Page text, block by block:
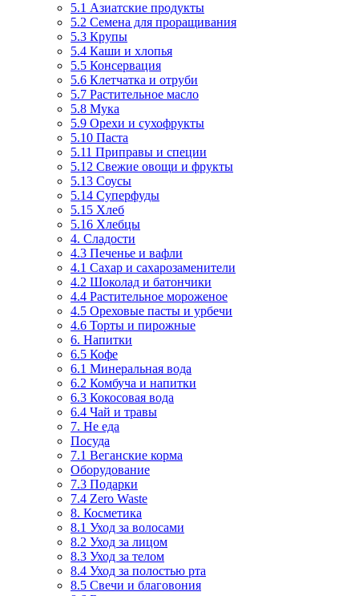
5.1 Азиатские продукты
5.2 Семена для проращивания
5.3 Крупы
5.4 Каши и хлопья
5.5 Консервация
5.6 Клетчатка и отруби
5.7 Растительное масло
5.8 Мука
5.9 Орехи и сухофрукты
5.10 Паста
5.11 Приправы и специи
5.12 Свежие овощи и фрукты
5.13 Соусы
5.14 Суперфуды
5.15 Хлеб
5.16 Хлебцы
4. Сладости
4.3 Печенье и вафли
4.1 Сахар и сахарозаменители
4.2 Шоколад и батончики
4.4 Растительное мороженое
4.5 Ореховые пасты и урбечи
4.6 Торты и пирожные
6. Напитки
6.5 Кофе
6.1 Минеральная вода
6.2 Комбуча и напитки
6.3 Кокосовая вода
6.4 Чай и травы
7. Не еда
Посуда
7.1 Веганские корма
Оборудование
7.3 Подарки
7.4 Zero Waste
8. Косметика
8.1 Уход за волосами
8.2 Уход за лицом
8.3 Уход за телом
8.4 Уход за полостью рта
8.5 Свечи и благовония